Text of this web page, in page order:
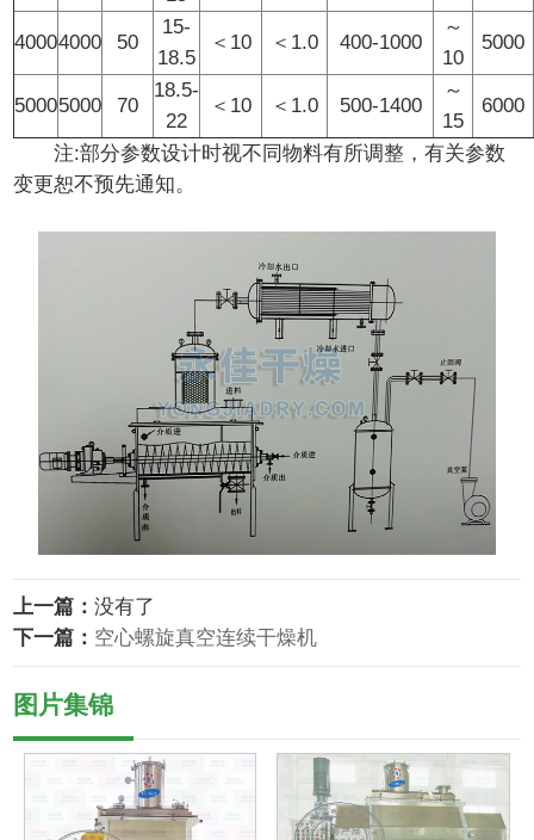
40004000 50
15-
18.5
＜10 ＜1.0 400-1000
～
10
5000
50005000 70
18.5-
22
＜10 ＜1.0 500-1400
～
15
6000
注:部分参数设计时视不同物料有所调整，有关参数
变更恕不预先通知。
上一篇：没有了
下一篇： 空心螺旋真空连续干燥机
图片集锦